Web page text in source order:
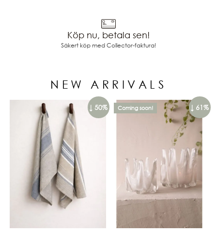
Köp nu, betala sen!
Säkert köp med Collector-faktura!
NEW ARRIVALS
↓ 50% Coming soon! ↓ 61%